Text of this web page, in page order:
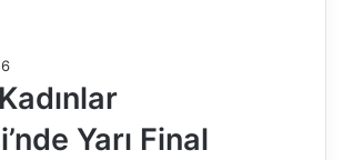
Yarı Final